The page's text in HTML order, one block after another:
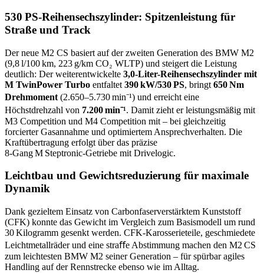
530 PS-Reihensechszylinder: Spitzenleistung für
Straße und Track
Der neue M2 CS basiert auf der zweiten Generation des BMW M2
(9,8 l/100 km, 223 g/km CO₂ WLTP) und steigert die Leistung
deutlich: Der weiterentwickelte 3,0-Liter-Reihensechszylinder mit
M TwinPower Turbo entfaltet 390 kW/530 PS, bringt 650 Nm
Drehmoment (2.650–5.730 min⁻¹) und erreicht eine
Höchstdrehzahl von 7.200 min⁻¹. Damit zieht er leistungsmäßig mit
M3 Competition und M4 Competition mit – bei gleichzeitig
forcierter Gasannahme und optimiertem Ansprechverhalten. Die
Kraftübertragung erfolgt über das präzise
8‑Gang M Steptronic‑Getriebe mit Drivelogic.
Leichtbau und Gewichtsreduzierung für maximale
Dynamik
Dank gezieltem Einsatz von Carbonfaserverstärktem Kunststoff
(CFK) konnte das Gewicht im Vergleich zum Basismodell um rund
30 Kilogramm gesenkt werden. CFK-Karosserieteile, geschmiedete
Leichtmetallräder und eine straﬀe Abstimmung machen den M2 CS
zum leichtesten BMW M2 seiner Generation – für spürbar agiles
Handling auf der Rennstrecke ebenso wie im Alltag.